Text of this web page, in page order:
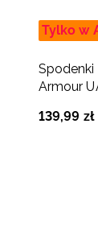
Tylko w
Spodenki
Armour
139,99 zł